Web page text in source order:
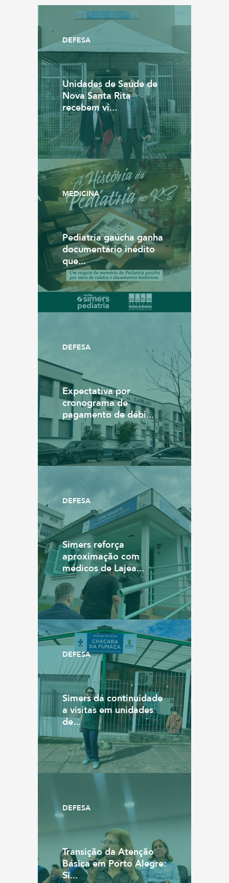
DEFESA
Unidades de Saúde de
Nova Santa Rita
recebem vi...
MEDICINA
Pediatria gaúcha ganha
documentário inédito
que...
DEFESA
Expectativa por
cronograma de
pagamento de débi...
DEFESA
Simers reforça
aproximação com
médicos de Lajea...
DEFESA
Simers dá continuidade
a visitas em unidades
de...
DEFESA
Transição da Atenção
Básica em Porto Alegre:
Si...